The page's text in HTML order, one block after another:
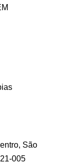
São
005